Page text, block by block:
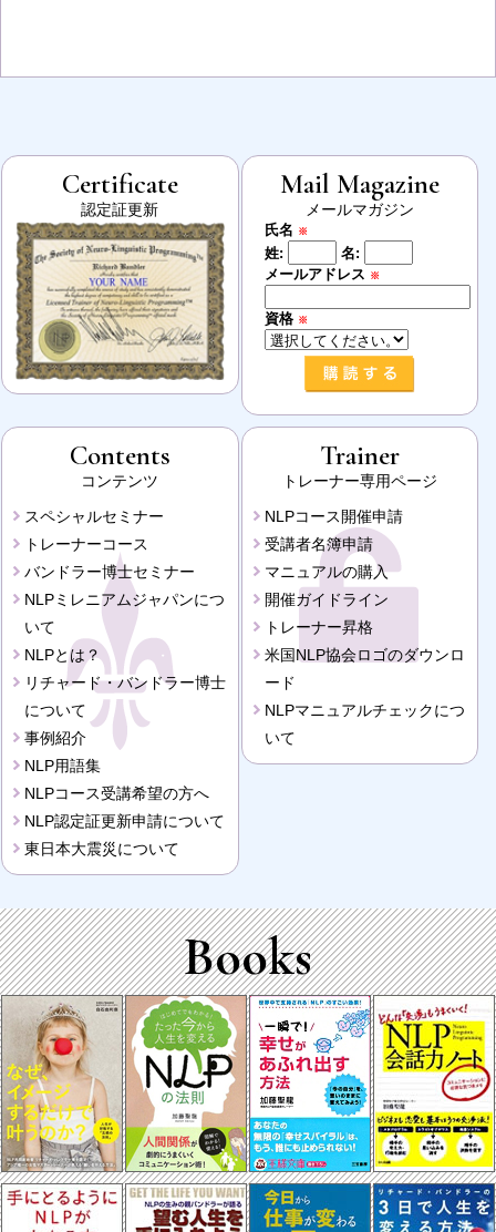
Certificate
認定証更新
Mail Magazine
メールマガジン
氏名 ※
姓:
名:
メールアドレス ※
資格 ※
Contents
コンテンツ
スペシャルセミナー
トレーナーコース
バンドラー博士セミナー
NLPミレニアムジャパンにつ
いて
NLPとは？
リチャード・バンドラー博士
について
事例紹介
NLP用語集
NLPコース受講希望の方へ
NLP認定証更新申請について
東日本大震災について
Trainer
トレーナー専用ページ
NLPコース開催申請
受講者名簿申請
マニュアルの購入
開催ガイドライン
トレーナー昇格
米国NLP協会ロゴのダウンロ
ード
NLPマニュアルチェックにつ
いて
Books